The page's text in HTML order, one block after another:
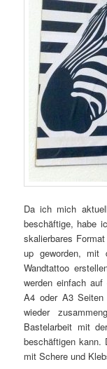
Da ich mich
beschäftige, habe
skalierbares
up geworden, mit
Wandtattoo
werden einfach
A4 oder A3
wieder
Bastelarbeit mit
beschäftigen kann.
mit Schere und